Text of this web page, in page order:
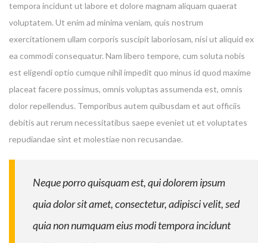
tempora incidunt ut labore et dolore magnam aliquam quaerat
voluptatem. Ut enim ad minima veniam, quis nostrum
exercitationem ullam corporis suscipit laboriosam, nisi ut aliquid ex
ea commodi consequatur. Nam libero tempore, cum soluta nobis
est eligendi optio cumque nihil impedit quo minus id quod maxime
placeat facere possimus, omnis voluptas assumenda est, omnis
dolor repellendus. Temporibus autem quibusdam et aut officiis
debitis aut rerum necessitatibus saepe eveniet ut et voluptates
repudiandae sint et molestiae non recusandae.
Neque porro quisquam est, qui dolorem ipsum
quia dolor sit amet, consectetur, adipisci velit, sed
quia non numquam eius modi tempora incidunt